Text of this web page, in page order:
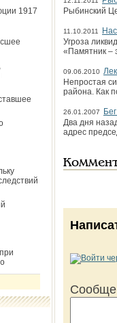
1917
Рыбинский
11.10.2011
Угроза
«Памятник –
09.06.2010
Непростая
района. Как
26.01.2007
Два дня
адрес